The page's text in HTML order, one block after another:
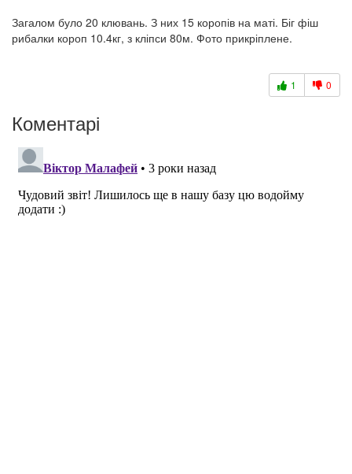
Загалом було 20 клювань. З них 15 коропів на маті. Біг фіш
рибалки короп 10.4кг, з кліпси 80м. Фото прикріплене.
1 0
Коментарі